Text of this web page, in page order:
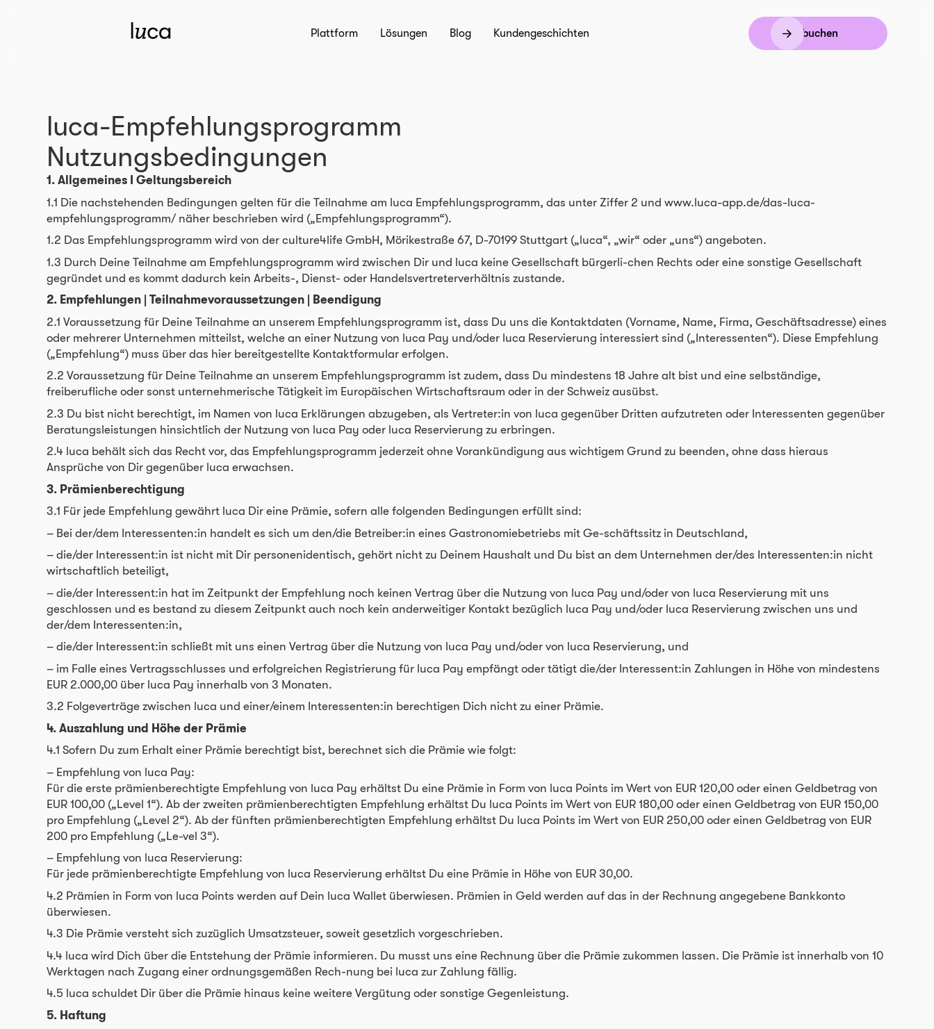
Plattform Lösungen Blog Kundengeschichten Demo buchen
luca-Empfehlungsprogramm
Nutzungsbedingungen
1. Allgemeines I Geltungsbereich
1.1 Die nachstehenden Bedingungen gelten für die Teilnahme am luca Empfehlungsprogramm, das unter Ziffer 2 und www.luca-app.de/das-luca-
empfehlungsprogramm/ näher beschrieben wird („Empfehlungsprogramm“).
1.2 Das Empfehlungsprogramm wird von der culture4life GmbH, Mörikestraße 67, D-70199 Stuttgart („luca“, „wir“ oder „uns“) angeboten.
1.3 Durch Deine Teilnahme am Empfehlungsprogramm wird zwischen Dir und luca keine Gesellschaft bürgerli-chen Rechts oder eine sonstige Gesellschaft
gegründet und es kommt dadurch kein Arbeits-, Dienst- oder Handelsvertreterverhältnis zustande.
2. Empfehlungen | Teilnahmevoraussetzungen | Beendigung
2.1 Voraussetzung für Deine Teilnahme an unserem Empfehlungsprogramm ist, dass Du uns die Kontaktdaten (Vorname, Name, Firma, Geschäftsadresse) eines
oder mehrerer Unternehmen mitteilst, welche an einer Nutzung von luca Pay und/oder luca Reservierung interessiert sind („Interessenten“). Diese Empfehlung
(„Empfehlung“) muss über das hier bereitgestellte Kontaktformular erfolgen.
2.2 Voraussetzung für Deine Teilnahme an unserem Empfehlungsprogramm ist zudem, dass Du mindestens 18 Jahre alt bist und eine selbständige,
freiberufliche oder sonst unternehmerische Tätigkeit im Europäischen Wirtschaftsraum oder in der Schweiz ausübst.
2.3 Du bist nicht berechtigt, im Namen von luca Erklärungen abzugeben, als Vertreter:in von luca gegenüber Dritten aufzutreten oder Interessenten gegenüber
Beratungsleistungen hinsichtlich der Nutzung von luca Pay oder luca Reservierung zu erbringen.
2.4 luca behält sich das Recht vor, das Empfehlungsprogramm jederzeit ohne Vorankündigung aus wichtigem Grund zu beenden, ohne dass hieraus
Ansprüche von Dir gegenüber luca erwachsen.
3. Prämienberechtigung
3.1 Für jede Empfehlung gewährt luca Dir eine Prämie, sofern alle folgenden Bedingungen erfüllt sind:
– Bei der/dem Interessenten:in handelt es sich um den/die Betreiber:in eines Gastronomiebetriebs mit Ge-schäftssitz in Deutschland,
– die/der Interessent:in ist nicht mit Dir personenidentisch, gehört nicht zu Deinem Haushalt und Du bist an dem Unternehmen der/des Interessenten:in nicht
wirtschaftlich beteiligt,
– die/der Interessent:in hat im Zeitpunkt der Empfehlung noch keinen Vertrag über die Nutzung von luca Pay und/oder von luca Reservierung mit uns
geschlossen und es bestand zu diesem Zeitpunkt auch noch kein anderweitiger Kontakt bezüglich luca Pay und/oder luca Reservierung zwischen uns und
der/dem Interessenten:in,
– die/der Interessent:in schließt mit uns einen Vertrag über die Nutzung von luca Pay und/oder von luca Reservierung, und
– im Falle eines Vertragsschlusses und erfolgreichen Registrierung für luca Pay empfängt oder tätigt die/der Interessent:in Zahlungen in Höhe von mindestens
EUR 2.000,00 über luca Pay innerhalb von 3 Monaten.
3.2 Folgeverträge zwischen luca und einer/einem Interessenten:in berechtigen Dich nicht zu einer Prämie.
4. Auszahlung und Höhe der Prämie
4.1 Sofern Du zum Erhalt einer Prämie berechtigt bist, berechnet sich die Prämie wie folgt:
– Empfehlung von luca Pay:
Für die erste prämienberechtigte Empfehlung von luca Pay erhältst Du eine Prämie in Form von luca Points im Wert von EUR 120,00 oder einen Geldbetrag von
EUR 100,00 („Level 1“). Ab der zweiten prämienberechtigten Empfehlung erhältst Du luca Points im Wert von EUR 180,00 oder einen Geldbetrag von EUR 150,00
pro Empfehlung („Level 2“). Ab der fünften prämienberechtigten Empfehlung erhältst Du luca Points im Wert von EUR 250,00 oder einen Geldbetrag von EUR
200 pro Empfehlung („Le-vel 3“).
– Empfehlung von luca Reservierung:
Für jede prämienberechtigte Empfehlung von luca Reservierung erhältst Du eine Prämie in Höhe von EUR 30,00.
4.2 Prämien in Form von luca Points werden auf Dein luca Wallet überwiesen. Prämien in Geld werden auf das in der Rechnung angegebene Bankkonto
überwiesen.
4.3 Die Prämie versteht sich zuzüglich Umsatzsteuer, soweit gesetzlich vorgeschrieben.
4.4 luca wird Dich über die Entstehung der Prämie informieren. Du musst uns eine Rechnung über die Prämie zukommen lassen. Die Prämie ist innerhalb von 10
Werktagen nach Zugang einer ordnungsgemäßen Rech-nung bei luca zur Zahlung fällig.
4.5 luca schuldet Dir über die Prämie hinaus keine weitere Vergütung oder sonstige Gegenleistung.
5. Haftung